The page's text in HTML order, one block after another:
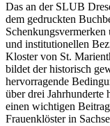
Das an der SLUB
dem gedruckten
und institutionellen
Kloster von St.
bildet der historisch
hervorragende
über drei Jahrhunderte
einen wichtigen
Frauenklöster in